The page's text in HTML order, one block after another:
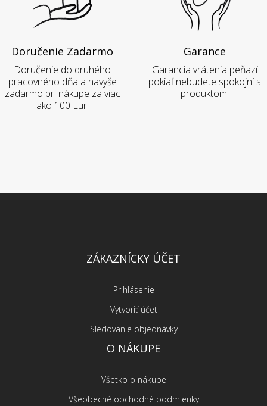
Doručenie Zadarmo
Doručenie do druhého
pracovného dňa a navyše
zadarmo pri nákupe za viac
ako 100 Eur.
Garance
Garancia vrátenia peňazí
pokiaľ nebudete spokojní s
produktom.
ZÁKAZNÍCKY ÚČET
Prihlásenie
Vytvoriť účet
Sledovanie objednávky
O NÁKUPE
Všetko o nákupe
Všeobecné obchodné podmienky